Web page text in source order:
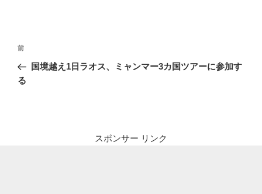
投
ナ
前
の
投
前
国境越え1日ラオス、ミャンマー3カ国ツアーに参加す
る
スポンサー リンク